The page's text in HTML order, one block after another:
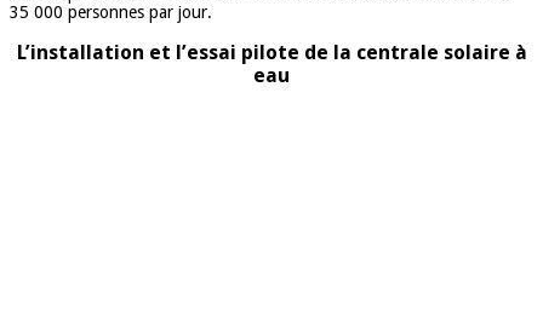
35 000 personnes par jour.
L’installation et l’essai pilote de la centrale solaire à
eau